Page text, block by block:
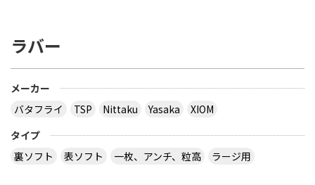
ラバー
メーカー
バタフライ
TSP Nittaku Yasaka
XIOM
タイプ
裏ソフト
表ソフト 一枚、アンチ、粒高 ラージ用